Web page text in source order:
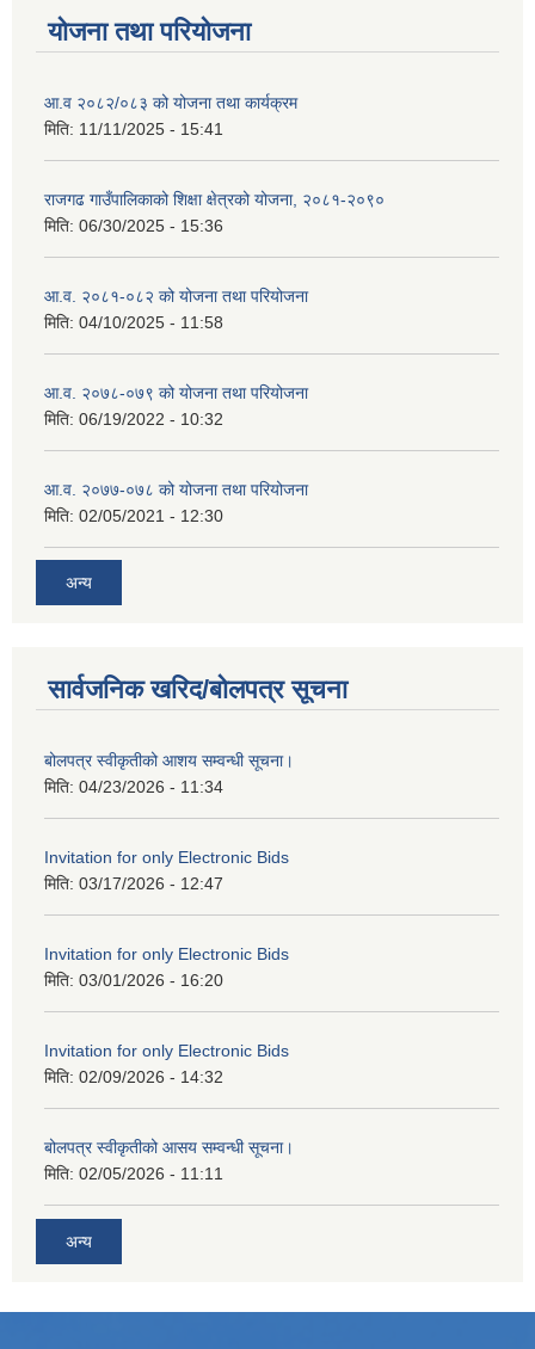
योजना तथा परियोजना
आ.व २०८२/०८३ को योजना तथा कार्यक्रम
मिति: 11/11/2025 - 15:41
राजगढ गाउँपालिकाको शिक्षा क्षेत्रको योजना, २०८१-२०९०
मिति: 06/30/2025 - 15:36
आ.व. २०८१-०८२ को योजना तथा परियोजना
मिति: 04/10/2025 - 11:58
आ.व. २०७८-०७९ को योजना तथा परियोजना
मिति: 06/19/2022 - 10:32
आ.व. २०७७-०७८ को योजना तथा परियोजना
मिति: 02/05/2021 - 12:30
अन्य
सार्वजनिक खरिद/बोलपत्र सूचना
बोलपत्र स्वीकृतीको आशय सम्वन्धी सूचना।
मिति: 04/23/2026 - 11:34
Invitation for only Electronic Bids
मिति: 03/17/2026 - 12:47
Invitation for only Electronic Bids
मिति: 03/01/2026 - 16:20
Invitation for only Electronic Bids
मिति: 02/09/2026 - 14:32
बोलपत्र स्वीकृतीको आसय सम्वन्धी सूचना।
मिति: 02/05/2026 - 11:11
अन्य